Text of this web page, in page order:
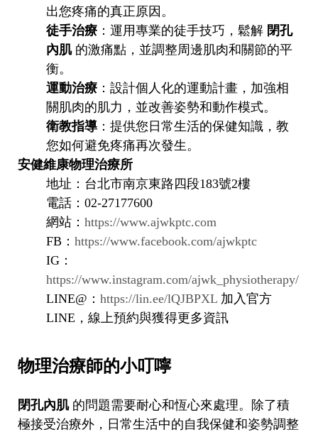
出您疼痛的真正原因。
徒手治療 ：運用專業的徒手技巧，鬆解 閉孔
內肌的激痛點，並調整周邊肌肉和關節的平
衡。
運動治療 ：設計個人化的運動計畫，加強相
關肌肉的肌力，並改善姿勢和動作模式。
衛教指導 ：提供您日常生活的保健知識，教
您如何避免疼痛再次發生。
安健維康物理治療所
地址：台北市南京東路四段183號2樓
電話：02-27177600
網站：https://www.ajwkptc.com
FB：https://www.facebook.com/ajwkptc
IG：
https://www.instagram.com/ajwk_physiotherapy/
LINE@：https://lin.ee/lQJBPXL 加入官方
LINE，線上預約與獲得更多資訊
物理治療師的小叮嚀
閉孔內肌的問題需要耐心和恆心來處理。除了積
極接受治療外，日常生活中的自我保健和姿勢調整